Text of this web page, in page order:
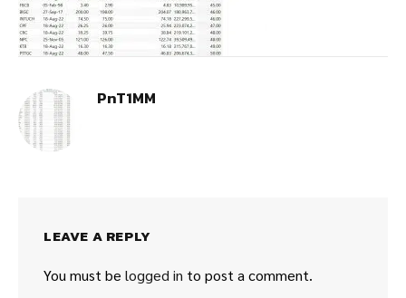
PnT1MM
LEAVE A REPLY
You must be logged in to post a comment.